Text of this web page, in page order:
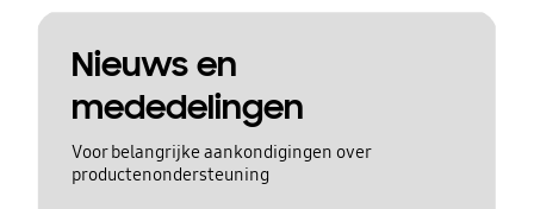
Nieuws en
mededelingen
Voor belangrijke aankondigingen over
productenondersteuning